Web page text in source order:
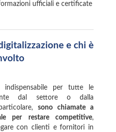
ufficiali e certificate
e chi è
indispensabile per tutte le
dal settore o dalla
sono chiamate a
per restare competitive,
con clienti e fornitori in